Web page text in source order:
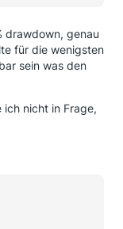
drawdown, genau
für die wenigsten
sein was den
ich nicht in Frage,